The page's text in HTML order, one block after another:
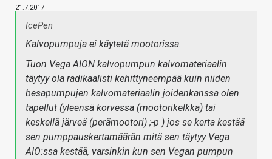
21.7.2017
IcePen
Kalvopumpuja ei käytetä mootorissa.
Tuon Vega AION kalvopumpun kalvomateriaalin
täytyy ola radikaalisti kehittyneempää kuin niiden
besapumpujen kalvomateriaalin joidenkanssa olen
tapellut (yleensä korvessa (mootorikelkka) tai
keskellä järveä (perämootori) ;-p ) jos se kerta kestää
sen pumppauskertamäärän mitä sen täytyy Vega
AIO:ssa kestää, varsinkin kun sen Vegan pumpun